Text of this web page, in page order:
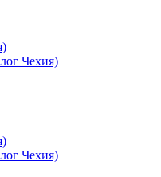
Чехия)
Чехия)